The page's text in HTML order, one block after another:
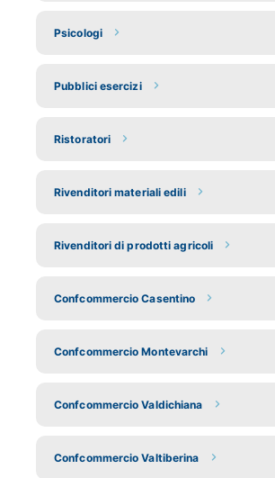
Psicologi
Pubblici esercizi
Ristoratori
Rivenditori materiali edili
Rivenditori di prodotti agricoli
Confcommercio Casentino
Confcommercio Montevarchi
Confcommercio Valdichiana
Confcommercio Valtiberina